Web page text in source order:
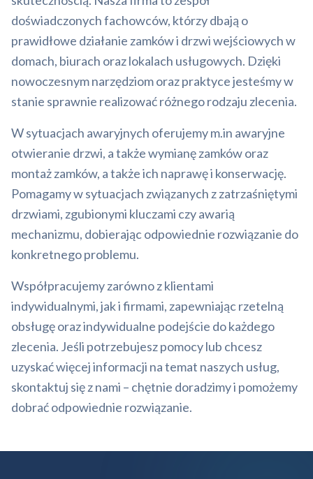
doświadczonych fachowców, którzy dbają o
prawidłowe działanie zamków i drzwi wejściowych w
domach, biurach oraz lokalach usługowych. Dzięki
nowoczesnym narzędziom oraz praktyce jesteśmy w
stanie sprawnie realizować różnego rodzaju zlecenia.
W sytuacjach awaryjnych oferujemy m.in awaryjne
otwieranie drzwi, a także wymianę zamków oraz
montaż zamków, a także ich naprawę i konserwację.
Pomagamy w sytuacjach związanych z zatrzaśniętymi
drzwiami, zgubionymi kluczami czy awarią
mechanizmu, dobierając odpowiednie rozwiązanie do
konkretnego problemu.
Współpracujemy zarówno z klientami
indywidualnymi, jak i firmami, zapewniając rzetelną
obsługę oraz indywidualne podejście do każdego
zlecenia. Jeśli potrzebujesz pomocy lub chcesz
uzyskać więcej informacji na temat naszych usług,
skontaktuj się z nami – chętnie doradzimy i pomożemy
dobrać odpowiednie rozwiązanie.